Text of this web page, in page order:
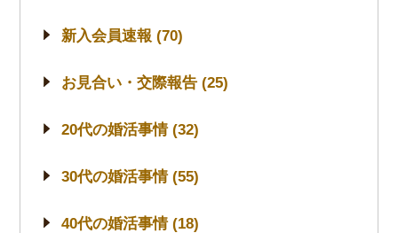
新入会員速報 (70)
お見合い・交際報告 (25)
20代の婚活事情 (32)
30代の婚活事情 (55)
40代の婚活事情 (18)